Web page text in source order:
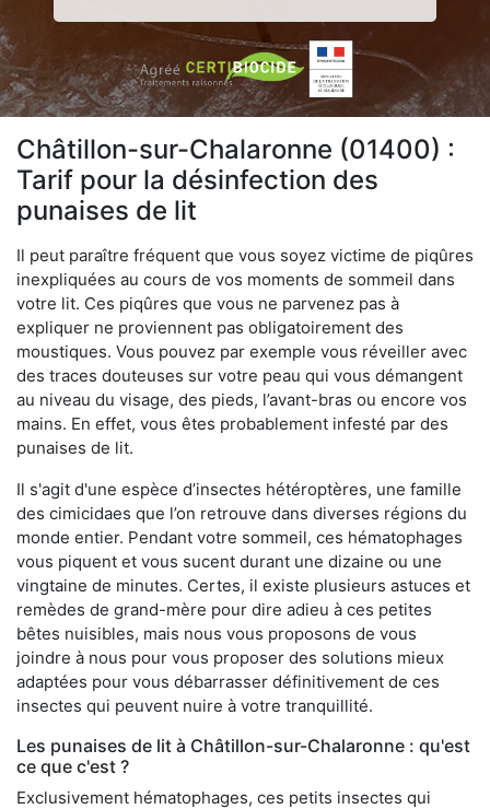
Châtillon-sur-Chalaronne (01400) :
Tarif pour la désinfection des
punaises de lit
Il peut paraître fréquent que vous soyez victime de piqûres
inexpliquées au cours de vos moments de sommeil dans
votre lit. Ces piqûres que vous ne parvenez pas à
expliquer ne proviennent pas obligatoirement des
moustiques. Vous pouvez par exemple vous réveiller avec
des traces douteuses sur votre peau qui vous démangent
au niveau du visage, des pieds, l’avant-bras ou encore vos
mains. En effet, vous êtes probablement infesté par des
punaises de lit.
Il s'agit d'une espèce d’insectes hétéroptères, une famille
des cimicidaes que l’on retrouve dans diverses régions du
monde entier. Pendant votre sommeil, ces hématophages
vous piquent et vous sucent durant une dizaine ou une
vingtaine de minutes. Certes, il existe plusieurs astuces et
remèdes de grand-mère pour dire adieu à ces petites
bêtes nuisibles, mais nous vous proposons de vous
joindre à nous pour vous proposer des solutions mieux
adaptées pour vous débarrasser définitivement de ces
insectes qui peuvent nuire à votre tranquillité.
Les punaises de lit à Châtillon-sur-Chalaronne : qu'est
ce que c'est ?
Exclusivement hématophages, ces petits insectes qui